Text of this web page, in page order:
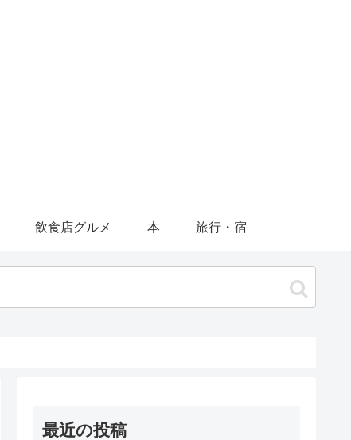
飲食店グルメ 本 旅行・宿
最近の投稿